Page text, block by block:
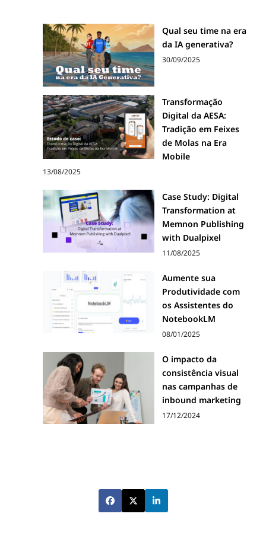
Qual seu time na era
da IA generativa?
30/09/2025
Transformação
Digital da AESA:
Tradição em Feixes
de Molas na Era
Mobile
13/08/2025
Case Study: Digital
Transformation at
Memnon Publishing
with Dualpixel
11/08/2025
Aumente sua
Produtividade com
os Assistentes do
NotebookLM
08/01/2025
O impacto da
consistência visual
nas campanhas de
inbound marketing
17/12/2024